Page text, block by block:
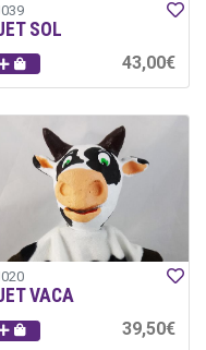
SOL
43,00€
VACA
39,50€